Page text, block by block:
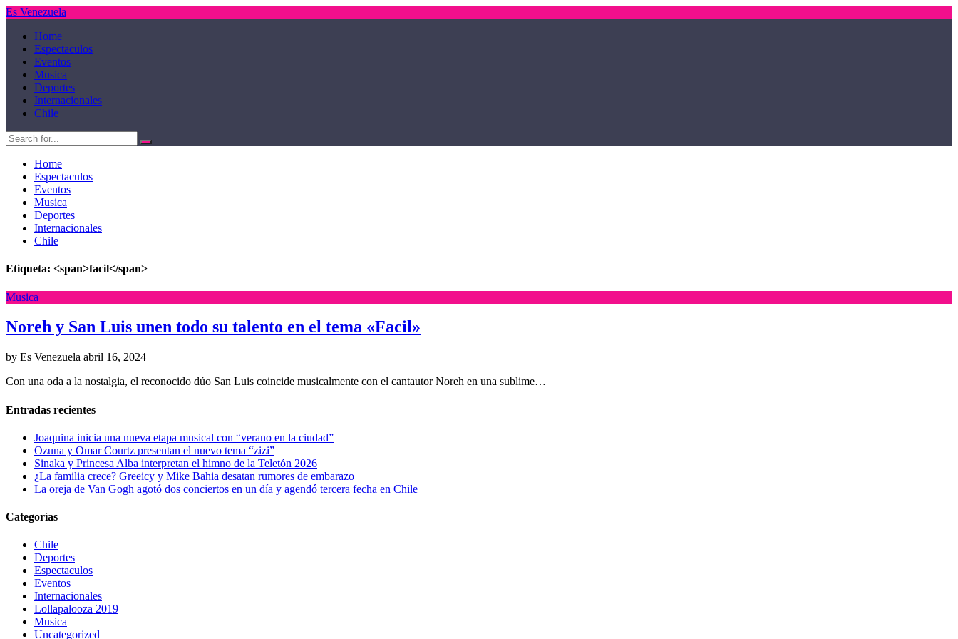
Es Venezuela
Home
Espectaculos
Eventos
Musica
Deportes
Internacionales
Chile
Home
Espectaculos
Eventos
Musica
Deportes
Internacionales
Chile
Etiqueta: <span>facil</span>
Musica
Noreh y San Luis unen todo su talento en el tema «Facil»
by Es Venezuela abril 16, 2024
Con una oda a la nostalgia, el reconocido dúo San Luis coincide musicalmente con el cantautor Noreh en una sublime…
Entradas recientes
Joaquina inicia una nueva etapa musical con “verano en la ciudad”
Ozuna y Omar Courtz presentan el nuevo tema “zizi”
Sinaka y Princesa Alba interpretan el himno de la Teletón 2026
¿La familia crece? Greeicy y Mike Bahia desatan rumores de embarazo
La oreja de Van Gogh agotó dos conciertos en un día y agendó tercera fecha en Chile
Categorías
Chile
Deportes
Espectaculos
Eventos
Internacionales
Lollapalooza 2019
Musica
Uncategorized